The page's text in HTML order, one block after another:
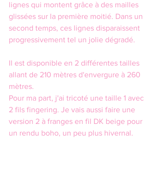
lignes qui montent grâce à des mailles
glissées sur la première moitié. Dans un
second temps, ces lignes disparaissent
progressivement tel un jolie dégradé.
Il est disponible en 2 différentes tailles
allant de 210 mètres d'envergure à 260
mètres.
Pour ma part, j'ai tricoté une taille 1 avec
2 fils fingering. Je vais aussi faire une
version 2 à franges en fil DK beige pour
un rendu boho, un peu plus hivernal.